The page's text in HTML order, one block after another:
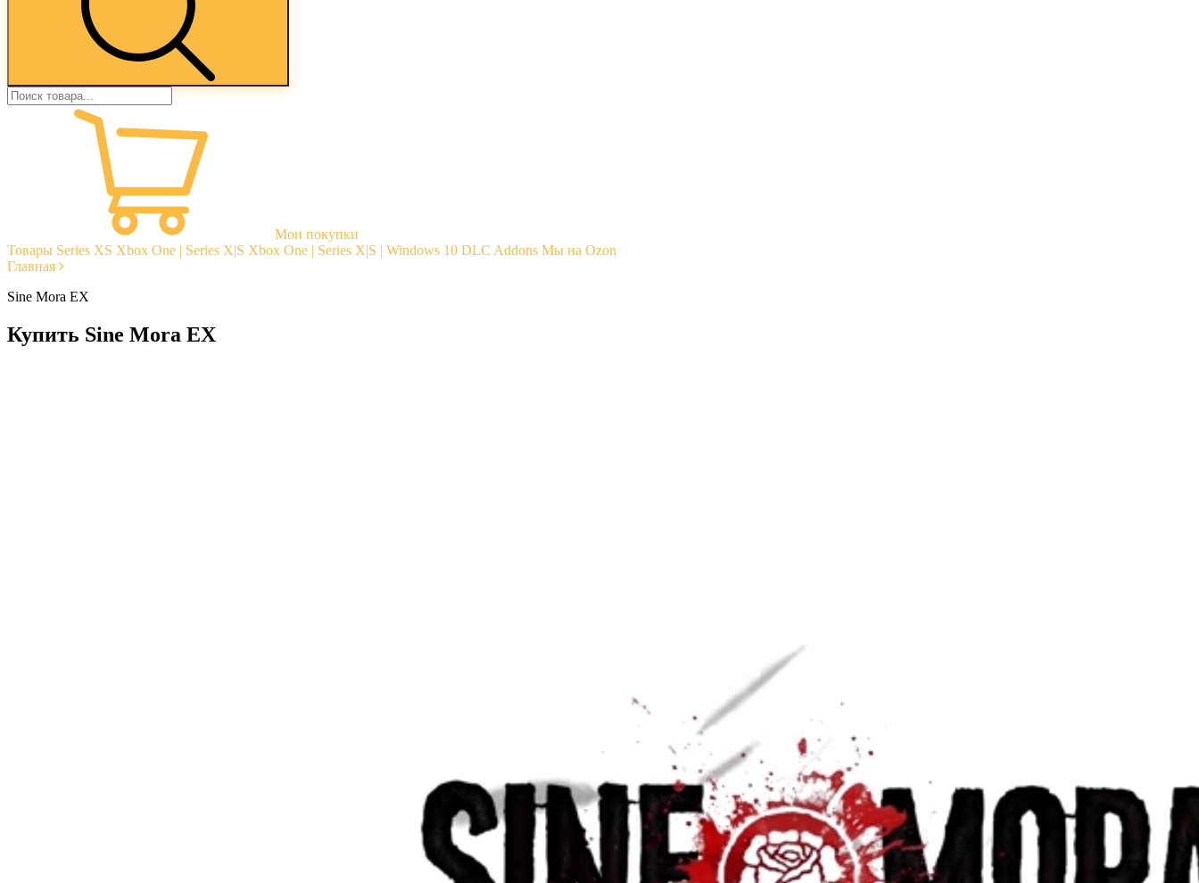
Мои покупки
Товары Series XS Xbox One | Series X|S Xbox One | Series X|S | Windows 10 DLC Addons Мы на Ozon
Главная
Sine Mora EX
Купить Sine Mora EX